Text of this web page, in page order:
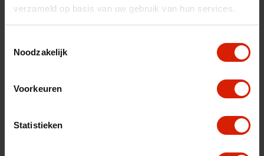
verzameld op basis van uw gebruik van hun services.
Noodzakelijk
Voorkeuren
Statistieken